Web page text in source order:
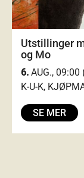
Utstillinger
og Mo
6. AUG., 09:00
K-U-K,
SE MER